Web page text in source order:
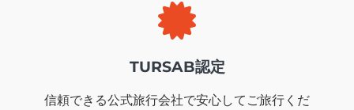
TURSAB認定
信頼できる公式旅行会社で安心してご旅行くだ